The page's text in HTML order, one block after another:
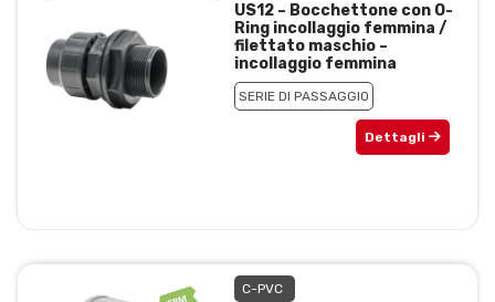
US12 – Bocchettone con O-
Ring incollaggio femmina /
filettato maschio –
incollaggio femmina
SERIE DI PASSAGGIO
Dettagli
C-PVC